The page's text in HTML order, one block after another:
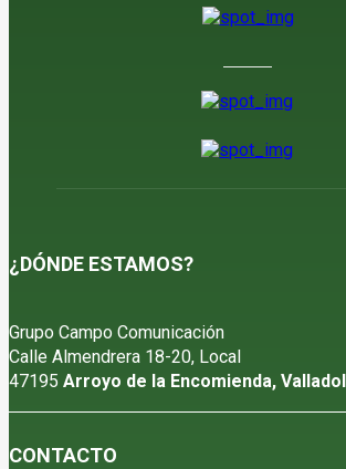
¿DÓNDE ESTAMOS?
Grupo Campo Comunicación
Calle Almendrera 18-20, Local
47195 Arroyo de la Encomienda,
CONTACTO